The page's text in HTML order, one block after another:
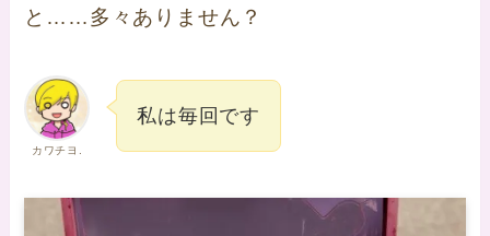
と……多々ありません？
カワチヨ.
私は毎回です